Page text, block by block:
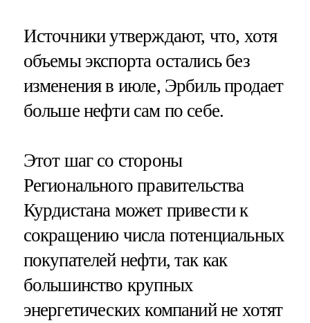
Источники утверждают, что, хотя
объемы экспорта остались без
изменения в июле, Эрбиль продает
больше нефти сам по себе.
Этот шаг со стороны
Регионального правительства
Курдистана может привести к
сокращению числа потенциальных
покупателей нефти, так как
большинство крупных
энергетических компаний не хотят